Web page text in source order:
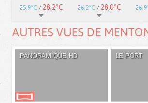
25.9°C / 28.2°C 26.2°C / 28.0°C
AUTRES VUES DE
PANORAMIQUE HD LE PORT